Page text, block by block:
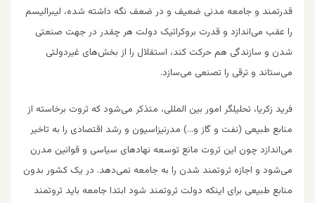
قدرتمند و جامعه مدنی ضعیف و در ضعف نگه داشته شده، لیبرالیسم
را عقب می‌اندازد و قدرت بروکراتیک دولت هر چقدر در جهت صنعتی
شدن و سازندگی هم حرکت کند، استقلا‌ل را از بخش‌های غیردولتی
می‌ستاند و ترقی را تصنعی می‌سازد.
فرید زکریا، تحلیلگر امور بین المللی، متذکر می‌شود که ثروت برخاسته از
منابع طبیعی (نفت و گاز و…) مدرنیزاسیون و رشد اقتصادی را به تاخیر
می‌اندازد چون این ثروت مانع توسعه نهادهای سیاسی و قوانین مدرن
می‌شود و اجازه ثروتمند شدن را به جامعه نمی‌دهد. در یک کشور بدون
منابع طبیعی برای اینکه دولت ثروتمند شود ابتدا جامعه باید ثروتمند